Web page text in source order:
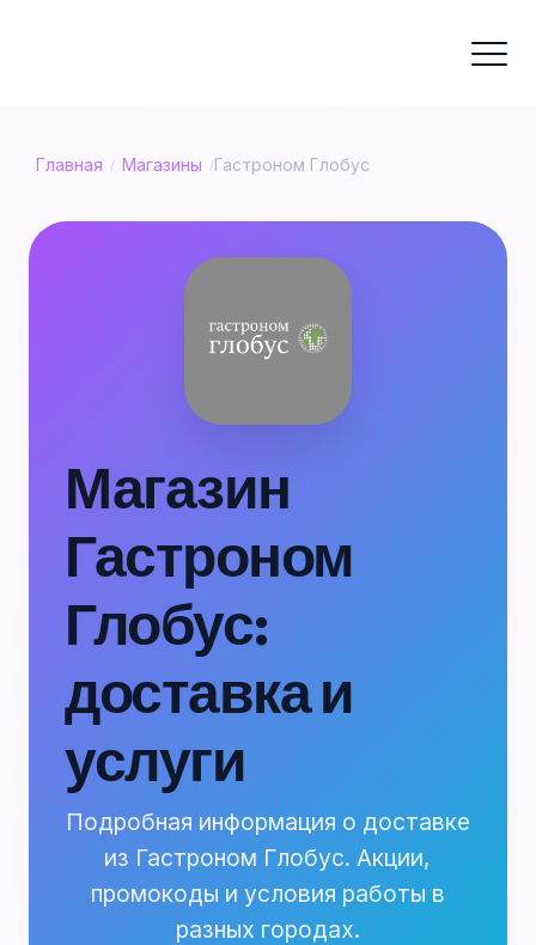
Главная / Магазины /Гастроном Глобус
Магазин
Гастроном
Глобус:
доставка и
услуги
Подробная информация о доставке
из Гастроном Глобус. Акции,
промокоды и условия работы в
разных городах.